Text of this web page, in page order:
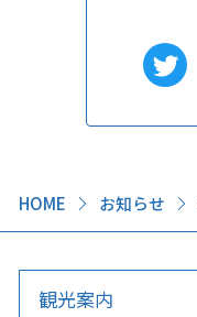
HOME お知らせ
観光案内